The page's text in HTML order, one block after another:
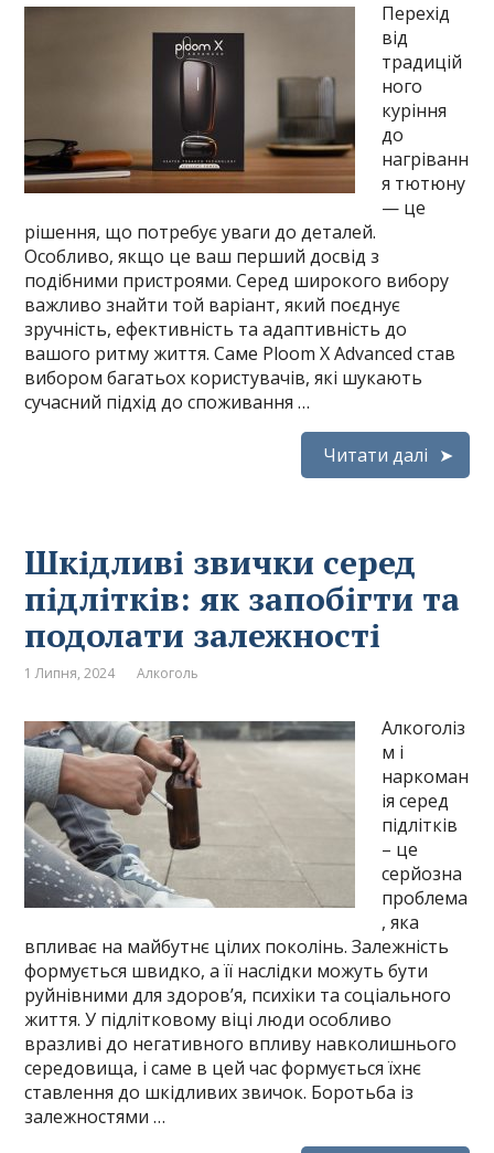
Перехід
від
традицій
ного
куріння
до
нагріванн
я тютюну
— це
рішення, що потребує уваги до деталей.
Особливо, якщо це ваш перший досвід з
подібними пристроями. Серед широкого вибору
важливо знайти той варіант, який поєднує
зручність, ефективність та адаптивність до
вашого ритму життя. Саме Ploom X Advanced став
вибором багатьох користувачів, які шукають
сучасний підхід до споживання …
Читати далі
Шкідливі звички серед
підлітків: як запобігти та
подолати залежності
1 Липня, 2024 Алкоголь
Алкоголіз
м і
наркоман
ія серед
підлітків
– це
серйозна
проблема
, яка
впливає на майбутнє цілих поколінь. Залежність
формується швидко, а її наслідки можуть бути
руйнівними для здоров’я, психіки та соціального
життя. У підлітковому віці люди особливо
вразливі до негативного впливу навколишнього
середовища, і саме в цей час формується їхнє
ставлення до шкідливих звичок. Боротьба із
залежностями …